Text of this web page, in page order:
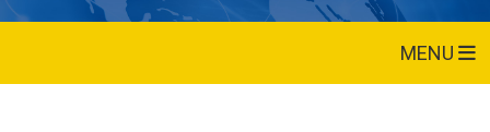
MENU